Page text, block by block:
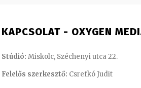
KAPCSOLAT - OXYGEN
Stúdió: Miskolc, Széchenyi utca 22.
Felelős szerkesztő: Csrefkó Judit